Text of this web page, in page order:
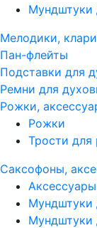
Мундштуки
Мелодики,
Пан-флейты
Подставки для
Ремни для
Рожки,
Рожки
Трости
Саксофоны,
Мундштуки
Мундштуки